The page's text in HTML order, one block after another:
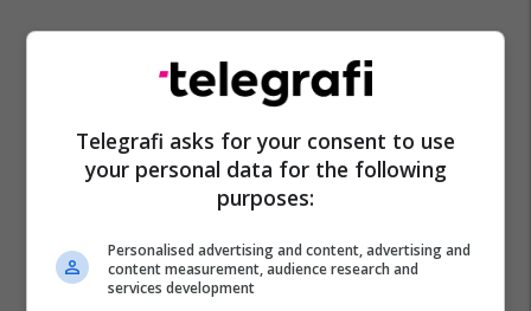
Telegrafi asks for your consent to use
your personal data for the following
purposes:
Personalised advertising and content, advertising and
content measurement, audience research and
services development